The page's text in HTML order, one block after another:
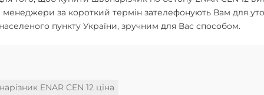
за короткий термін зателефонують Вам для
пункту України, зручним для Вас способом.
ENAR CEN 12 ціна